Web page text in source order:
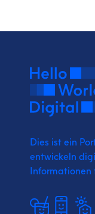
Dies ist ein
entwickeln
Informationen